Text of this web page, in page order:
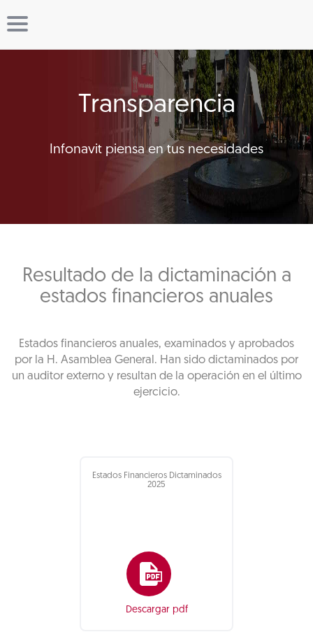
Transparencia
Infonavit piensa en tus necesidades
Resultado de la dictaminación a
estados financieros anuales
Estados financieros anuales, examinados y aprobados
por la H. Asamblea General. Han sido dictaminados por
un auditor externo y resultan de la operación en el último
ejercicio.
Estados Financieros Dictaminados
2025
Descargar pdf